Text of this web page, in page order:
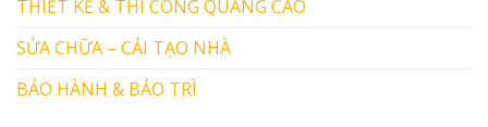
THIẾT KẾ & THI CÔNG QUẢNG CÁO
SỬA CHỮA – CẢI TẠO NHÀ
BẢO HÀNH & BẢO TRÌ